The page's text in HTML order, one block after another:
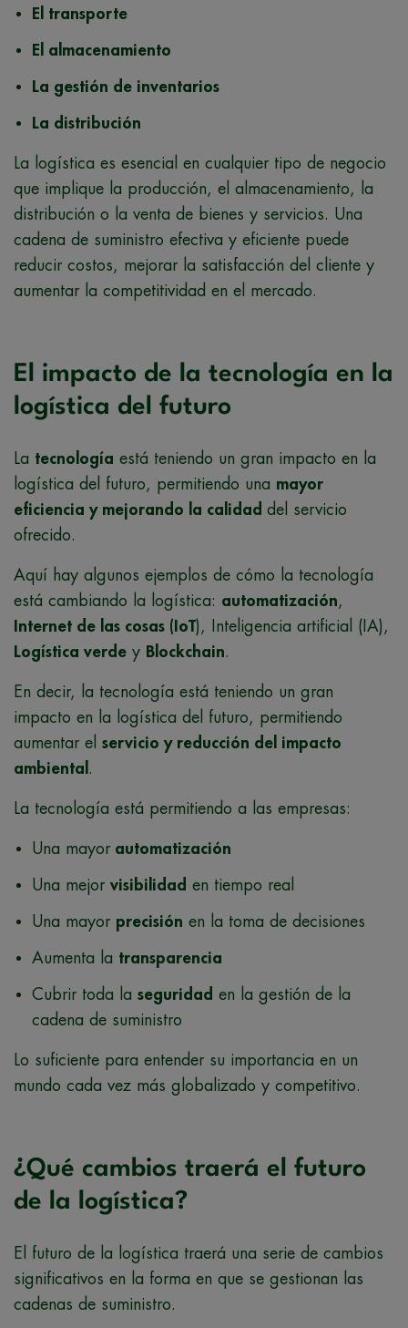
El transporte
El almacenamiento
La gestión de inventarios
La distribución
La logística es esencial en cualquier tipo de negocio
que implique la producción, el almacenamiento, la
distribución o la venta de bienes y servicios. Una
cadena de suministro efectiva y eficiente puede
reducir costos, mejorar la satisfacción del cliente y
aumentar la competitividad en el mercado.
El impacto de la tecnología en la
logística del futuro
La tecnología está teniendo un gran impacto en la
logística del futuro, permitiendo una mayor
eficiencia y mejorando la calidad del servicio
ofrecido.
Aquí hay algunos ejemplos de cómo la tecnología
está cambiando la logística: automatización,
Internet de las cosas (IoT), Inteligencia artificial (IA),
Logística verde y Blockchain.
En decir, la tecnología está teniendo un gran
impacto en la logística del futuro, permitiendo
aumentar el servicio y reducción del impacto
ambiental .
La tecnología está permitiendo a las empresas:
Una mayor automatización
Una mejor visibilidad en tiempo real
Una mayor precisión en la toma de decisiones
Aumenta la transparencia
Cubrir toda la seguridad en la gestión de la
cadena de suministro
Lo suficiente para entender su importancia en un
mundo cada vez más globalizado y competitivo.
¿Qué cambios traerá el futuro
de la logística?
El futuro de la logística traerá una serie de cambios
significativos en la forma en que se gestionan las
cadenas de suministro.